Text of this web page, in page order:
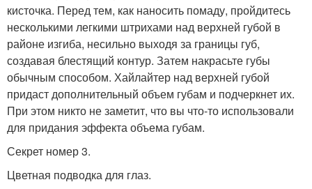
кисточка. Перед тем, как наносить помаду, пройдитесь
несколькими легкими штрихами над верхней губой в
районе изгиба, несильно выходя за границы губ,
создавая блестящий контур. Затем накрасьте губы
обычным способом. Хайлайтер над верхней губой
придаст дополнительный объем губам и подчеркнет их.
При этом никто не заметит, что вы что-то использовали
для придания эффекта объема губам.
Секрет номер 3.
Цветная подводка для глаз.